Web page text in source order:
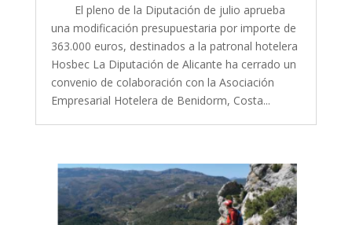
El pleno de la Diputación de julio aprueba
una modificación presupuestaria por importe de
363.000 euros, destinados a la patronal hotelera
Hosbec La Diputación de Alicante ha cerrado un
convenio de colaboración con la Asociación
Empresarial Hotelera de Benidorm, Costa...